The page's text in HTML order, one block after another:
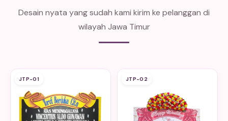
Desain nyata yang sudah kami kirim ke pelanggan di
wilayah Jawa Timur
JTP-01 JTP-02